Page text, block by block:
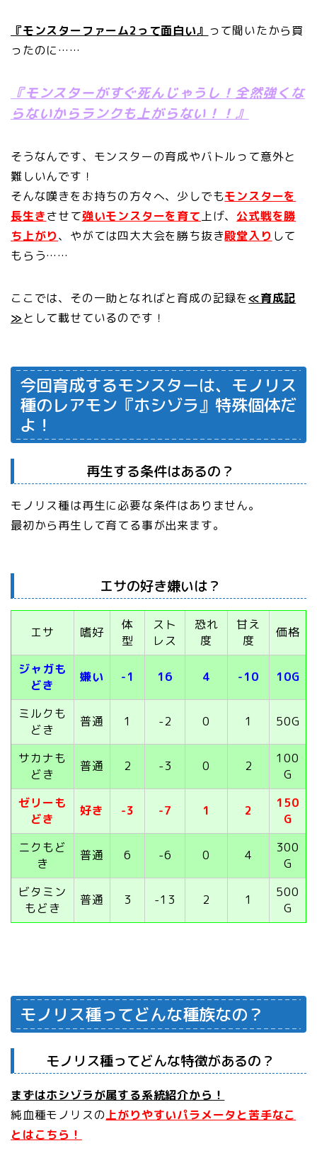
『モンスターファーム2って面白い』 って聞いたから買
ったのに……
『モンスターがすぐ死んじゃうし！全然強くな
らないからランクも上がらない！！』
そうなんです、モンスターの育成やバトルって意外と
難しいんです！
そんな嘆きをお持ちの方々へ、少しでもモンスターを
長生きさせて強いモンスターを育て上げ、 公式戦を勝
ち上がり、やがては四大大会を勝ち抜き殿堂入り して
もらう……
ここでは、その一助となればと育成の記録を≪育成記
≫として載せているのです！
今回育成するモンスターは、モノリス
種のレアモン『ホシゾラ』特殊個体だ
よ！
再生する条件はあるの？
モノリス種は再生に必要な条件はありません。
最初から再生して育てる事が出来ます。
エサの好き嫌いは？
エサ 嗜好
体
型
スト
レス
恐れ
度
甘え
度
価格
ジャガも
どき
嫌い -1 16 4 -10 10G
ミルクも
どき
普通 1 -2 0 1 50G
サカナも
どき
普通 2 -3 0 2
100
G
ゼリーも
どき
好き -3 -7 1 2
150
G
ニクもど
き
普通 6 -6 0 4
300
G
ビタミン
もどき
普通 3 -13 2 1
500
G
モノリス種ってどんな種族なの？
モノリス種ってどんな特徴があるの？
まずはホシゾラが属する系統紹介から！
純血種モノリスの上がりやすいパラメータと苦手なこ
とはこちら！